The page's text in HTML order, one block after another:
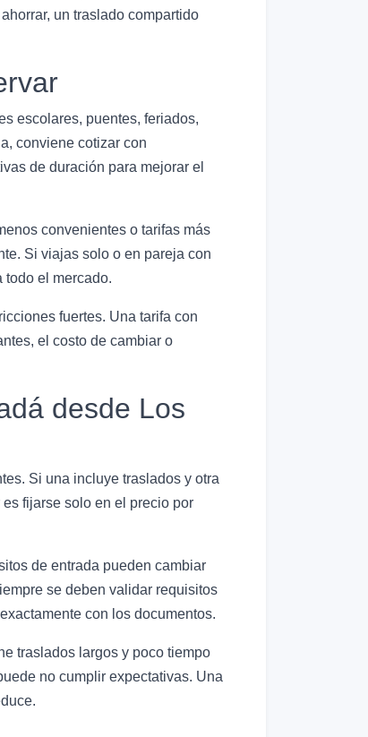
un traslado compartido
escolares, puentes, feriados,
conviene cotizar con
de duración para mejorar el
convenientes o tarifas más
Si viajas solo o en pareja con
todo el mercado.
fuertes. Una tarifa con
el costo de cambiar o
desde Los
Si una incluye traslados y otra
fijarse solo en el precio por
de entrada pueden cambiar
se deben validar requisitos
con los documentos.
traslados largos y poco tiempo
no cumplir expectativas. Una